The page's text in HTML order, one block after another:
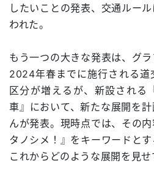
したいことの発表、交通ルー
われた。
もう一つの大きな発表は、グラ
2024年春までに施行される道
区分が増えるが、新設される
車』において、新たな展開を
んが発表。現時点では、その内
タノシメ！』をキーワードとす
これからどのような展開を見せ